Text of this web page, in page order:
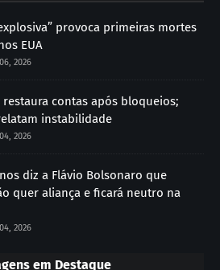
provoca primeiras mortes
EUA
2026
restaura contas após bloqueios;
instabilidade
2026
diz a Flávio Bolsonaro que
quer aliança e ficará neutro na
2026
em Destaque